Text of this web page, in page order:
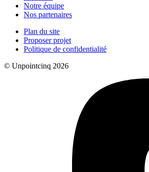
Notre équipe
Nos partenaires
Plan du site
Proposer projet
Politique de confidentialité
© Unpointcinq 2026